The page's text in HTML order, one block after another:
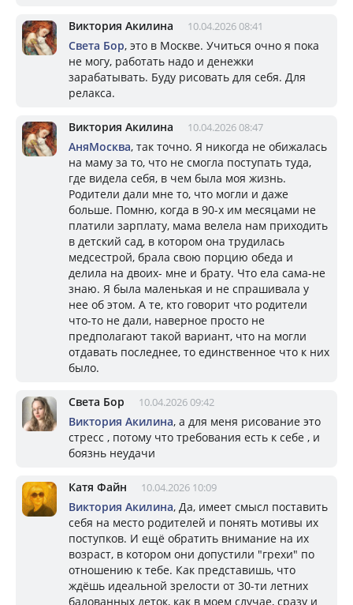
Виктория Акилина 10.04.2026 08:41
Света Бор, это в Москве. Учиться очно я пока
не могу, работать надо и денежки
зарабатывать. Буду рисовать для себя. Для
релакса.
Виктория Акилина 10.04.2026 08:47
АняМосква, так точно. Я никогда не обижалась
на маму за то, что не смогла поступать туда,
где видела себя, в чем была моя жизнь.
Родители дали мне то, что могли и даже
больше. Помню, когда в 90-х им месяцами не
платили зарплату, мама велела нам приходить
в детский сад, в котором она трудилась
медсестрой, брала свою порцию обеда и
делила на двоих- мне и брату. Что ела сама-не
знаю. Я была маленькая и не спрашивала у
нее об этом. А те, кто говорит что родители
что-то не дали, наверное просто не
предполагают такой вариант, что на могли
отдавать последнее, то единственное что к них
было.
Света Бор 10.04.2026 09:42
Виктория Акилина, а для меня рисование это
стресс , потому что требования есть к себе , и
боязнь неудачи
Катя Файн 10.04.2026 10:09
Виктория Акилина, Да, имеет смысл поставить
себя на место родителей и понять мотивы их
поступков. И ещё обратить внимание на их
возраст, в котором они допустили "грехи" по
отношению к тебе. Как представишь, что
ждёшь идеальной зрелости от 30-ти летних
балованных деток, как в моем случае, сразу и